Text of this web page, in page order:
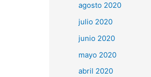
agosto 2020
julio 2020
junio 2020
mayo 2020
abril 2020